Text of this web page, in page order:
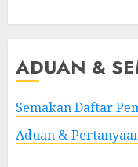
ADUAN &
Semakan Daftar
Aduan &